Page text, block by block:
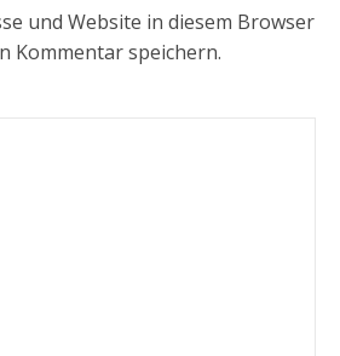
und Website in diesem Browser
Kommentar speichern.